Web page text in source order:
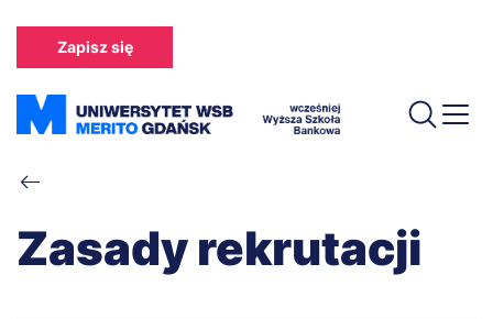
treści
Zapisz się
Ścieżka
nawigacyjna
Zasady rekrutacji